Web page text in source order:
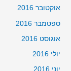
אוקטובר 2016
ספטמבר 2016
אוגוסט 2016
יולי 2016
יוני 2016